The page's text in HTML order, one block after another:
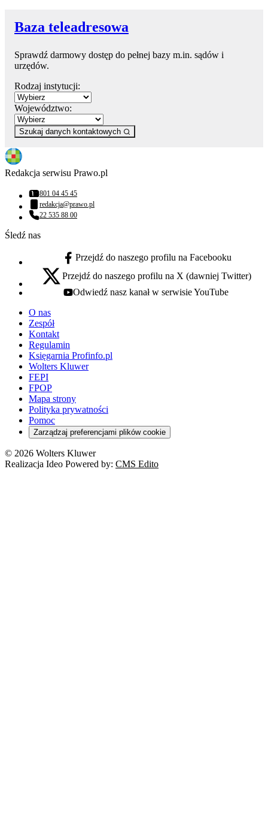
Baza teleadresowa
Sprawdź darmowy dostęp do pełnej bazy m.in. sądów i
urzędów.
Rodzaj instytucji:
Województwo:
Szukaj danych kontaktowych
Redakcja serwisu Prawo.pl
Numer telefonu:
801 04 45 45
Adres email:
redakcja@prawo.pl
Numer telefonu:
22 535 88 00
Śledź nas
facebook - otwiera się w nowej karcie
Przejdź do naszego profilu na Facebooku
x - otwiera się w nowej karcie
Przejdź do naszego profilu na X (dawniej Twitter)
youtube - otwiera się w nowej karcie
Odwiedź nasz kanał w serwisie YouTube
O nas
Zespół
Kontakt
Regulamin
Księgarnia Profinfo.pl
Wolters Kluwer
FEPI
FPOP
Mapa strony
Polityka prywatności
Pomoc
Zarządzaj preferencjami plików cookie
© 2026 Wolters Kluwer
Realizacja Ideo Powered by: CMS Edito